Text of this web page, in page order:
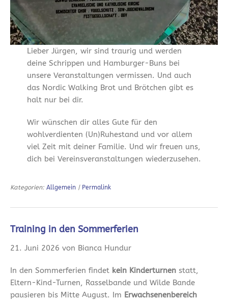
Lieber Jürgen, wir sind traurig und werden
deine Schrippen und Hamburger-Buns bei
unsere Veranstaltungen vermissen. Und auch
das Nordic Walking Brot und Brötchen gibt es
halt nur bei dir.
Wir wünschen dir alles Gute für den
wohlverdienten (Un)Ruhestand und vor allem
viel Zeit mit deiner Familie. Und wir freuen uns,
dich bei Vereinsveranstaltungen wiederzusehen.
Kategorien: Allgemein | Permalink
Training in den Sommerferien
21. Juni 2026 von Bianca Hundur
In den Sommerferien findet kein Kinderturnen statt,
Eltern-Kind-Turnen, Rasselbande und Wilde Bande
pausieren bis Mitte August. Im Erwachsenenbereich